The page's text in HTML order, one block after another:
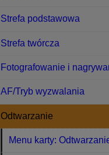
Strefa podstawowa
Strefa twórcza
Fotografowanie i
AF/Tryb wyzwalania
Odtwarzanie
Menu karty: